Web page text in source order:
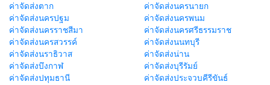
ค่าจัดส่งตาก
ค่าจัดส่งนครนายก
ค่าจัดส่งนครปฐม
ค่าจัดส่งนครพนม
ค่าจัดส่งนครราชสีมา
ค่าจัดส่งนครศรีธรรมราช
ค่าจัดส่งนครสวรรค์
ค่าจัดส่งนนทบุรี
ค่าจัดส่งนราธิวาส
ค่าจัดส่งน่าน
ค่าจัดส่งบึงกาฬ
ค่าจัดส่งบุรีรัมย์
ค่าจัดส่งปทุมธานี
ค่าจัดส่งประจวบคีรีขันธ์